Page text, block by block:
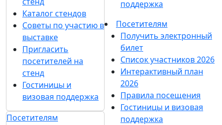
Каталог стендов
Советы по участию в
выставке
Пригласить
посетителей на
стенд
Гостиницы и
визовая поддержка
Посетителям
поддержка
Посетителям
Получить электронный
билет
Список участников 2026
Интерактивный план
2026
Правила посещения
Гостиницы и визовая
поддержка